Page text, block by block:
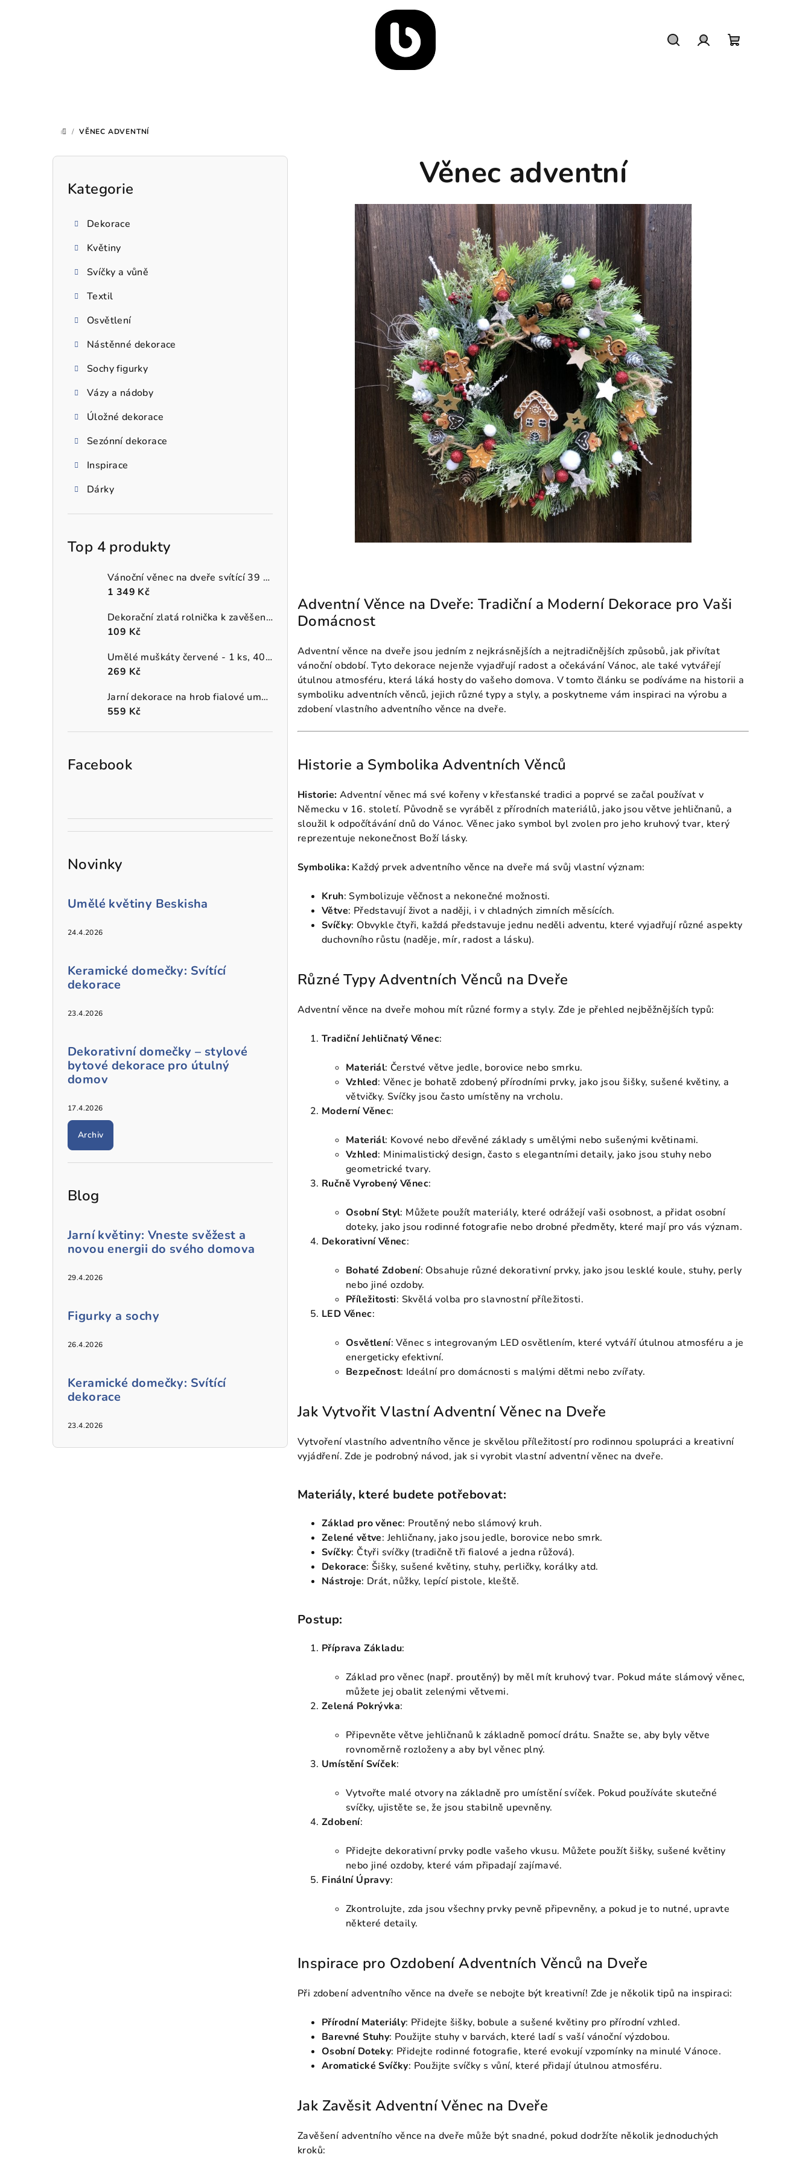
DOMŮ
/ VĚNEC ADVENTNÍ
P
Přeskočit
Kategorie
Dekorace
Květiny
Svíčky a vůně
Textil
Osvětlení
Nástěnné dekorace
Sochy figurky
Vázy a nádoby
Úložné dekorace
Sezónní dekorace
Inspirace
Dárky
Top 4 produkty
Vánoční věnec na dveře svítící 39 cm
1 349 Kč
Dekorační zlatá rolnička k zavěšení 10 cm
109 Kč
Umělé muškáty červené - 1 ks, 40 cm
269 Kč
Jarní dekorace na hrob fialové umělé macešky v šedém truhlíku
559 Kč
Facebook
Novinky
Umělé květiny Beskisha
24.4.2026
Keramické domečky: Svítící
dekorace
23.4.2026
Dekorativní domečky – stylové
bytové dekorace pro útulný
domov
17.4.2026
Archiv
Blog
Jarní květiny: Vneste svěžest a
novou energii do svého domova
29.4.2026
Figurky a sochy
26.4.2026
Keramické domečky: Svítící
dekorace
23.4.2026
Věnec adventní
Adventní Věnce na Dveře: Tradiční a Moderní Dekorace pro Vaši
Domácnost
Adventní věnce na dveře jsou jedním z nejkrásnějších a nejtradičnějších způsobů, jak přivítat
vánoční období. Tyto dekorace nejenže vyjadřují radost a očekávání Vánoc, ale také vytvářejí
útulnou atmosféru, která láká hosty do vašeho domova. V tomto článku se podíváme na historii a
symboliku adventních věnců, jejich různé typy a styly, a poskytneme vám inspiraci na výrobu a
zdobení vlastního adventního věnce na dveře.
Historie a Symbolika Adventních Věnců
Historie: Adventní věnec má své kořeny v křesťanské tradici a poprvé se začal používat v
Německu v 16. století. Původně se vyráběl z přírodních materiálů, jako jsou větve jehličnanů, a
sloužil k odpočítávání dnů do Vánoc. Věnec jako symbol byl zvolen pro jeho kruhový tvar, který
reprezentuje nekonečnost Boží lásky.
Symbolika: Každý prvek adventního věnce na dveře má svůj vlastní význam:
Kruh: Symbolizuje věčnost a nekonečné možnosti.
Větve: Představují život a naději, i v chladných zimních měsících.
Svíčky: Obvykle čtyři, každá představuje jednu neděli adventu, které vyjadřují různé aspekty
duchovního růstu (naděje, mír, radost a lásku).
Různé Typy Adventních Věnců na Dveře
Adventní věnce na dveře mohou mít různé formy a styly. Zde je přehled nejběžnějších typů:
Tradiční Jehličnatý Věnec:
Materiál: Čerstvé větve jedle, borovice nebo smrku.
Vzhled: Věnec je bohatě zdobený přírodními prvky, jako jsou šišky, sušené květiny, a
větvičky. Svíčky jsou často umístěny na vrcholu.
Moderní Věnec:
Materiál: Kovové nebo dřevěné základy s umělými nebo sušenými květinami.
Vzhled: Minimalistický design, často s elegantními detaily, jako jsou stuhy nebo
geometrické tvary.
Ručně Vyrobený Věnec:
Osobní Styl: Můžete použít materiály, které odrážejí vaši osobnost, a přidat osobní
doteky, jako jsou rodinné fotografie nebo drobné předměty, které mají pro vás význam.
Dekorativní Věnec:
Bohaté Zdobení: Obsahuje různé dekorativní prvky, jako jsou lesklé koule, stuhy, perly
nebo jiné ozdoby.
Příležitosti: Skvělá volba pro slavnostní příležitosti.
LED Věnec:
Osvětlení: Věnec s integrovaným LED osvětlením, které vytváří útulnou atmosféru a je
energeticky efektivní.
Bezpečnost: Ideální pro domácnosti s malými dětmi nebo zvířaty.
Jak Vytvořit Vlastní Adventní Věnec na Dveře
Vytvoření vlastního adventního věnce je skvělou příležitostí pro rodinnou spolupráci a kreativní
vyjádření. Zde je podrobný návod, jak si vyrobit vlastní adventní věnec na dveře.
Materiály, které budete potřebovat:
Základ pro věnec: Proutěný nebo slámový kruh.
Zelené větve: Jehličnany, jako jsou jedle, borovice nebo smrk.
Svíčky: Čtyři svíčky (tradičně tři fialové a jedna růžová).
Dekorace: Šišky, sušené květiny, stuhy, perličky, korálky atd.
Nástroje: Drát, nůžky, lepící pistole, kleště.
Postup:
Příprava Základu:
Základ pro věnec (např. proutěný) by měl mít kruhový tvar. Pokud máte slámový věnec,
můžete jej obalit zelenými větvemi.
Zelená Pokrývka:
Připevněte větve jehličnanů k základně pomocí drátu. Snažte se, aby byly větve
rovnoměrně rozloženy a aby byl věnec plný.
Umístění Svíček:
Vytvořte malé otvory na základně pro umístění svíček. Pokud používáte skutečné
svíčky, ujistěte se, že jsou stabilně upevněny.
Zdobení:
Přidejte dekorativní prvky podle vašeho vkusu. Můžete použít šišky, sušené květiny
nebo jiné ozdoby, které vám připadají zajímavé.
Finální Úpravy:
Zkontrolujte, zda jsou všechny prvky pevně připevněny, a pokud je to nutné, upravte
některé detaily.
Inspirace pro Ozdobení Adventních Věnců na Dveře
Při zdobení adventního věnce na dveře se nebojte být kreativní! Zde je několik tipů na inspiraci:
Přírodní Materiály: Přidejte šišky, bobule a sušené květiny pro přírodní vzhled.
Barevné Stuhy: Použijte stuhy v barvách, které ladí s vaší vánoční výzdobou.
Osobní Doteky: Přidejte rodinné fotografie, které evokují vzpomínky na minulé Vánoce.
Aromatické Svíčky: Použijte svíčky s vůní, které přidají útulnou atmosféru.
Jak Zavěsit Adventní Věnec na Dveře
Zavěšení adventního věnce na dveře může být snadné, pokud dodržíte několik jednoduchých
kroků: